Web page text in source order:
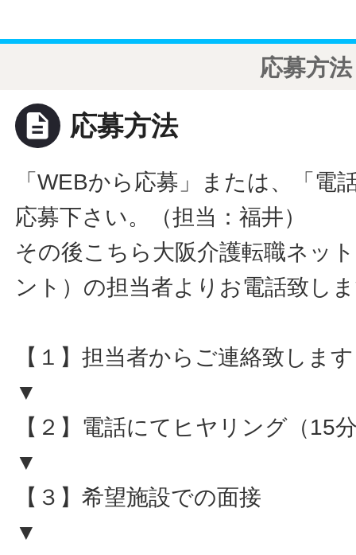
応募方法
description 応募方法
「WEBから応募」または、「電
応募下さい。（担当：福井）
その後こちら大阪介護転職ネッ
ント）の担当者よりお電話致し
【１】担当者からご連絡致します
▼
【２】電話にてヒヤリング（15
▼
【３】希望施設での面接
▼